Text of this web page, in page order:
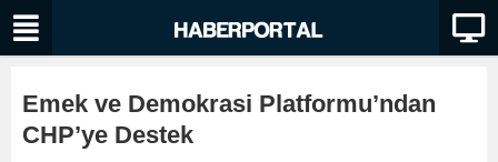
Emek ve Demokrasi Platformu’ndan
CHP’ye Destek